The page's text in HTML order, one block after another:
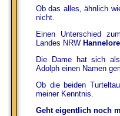
Ob das alles, ähnlich
nicht.
Einen Unterschied
Landes NRW
Die Dame hat sich
Adolph einen Namen
Ob die beiden
meiner Kenntnis.
Geht eigentlich noch